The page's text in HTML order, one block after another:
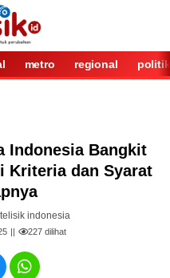
metro regional politik
Indonesia Bangkit
Kriteria dan Syarat
indonesia
227 dilihat